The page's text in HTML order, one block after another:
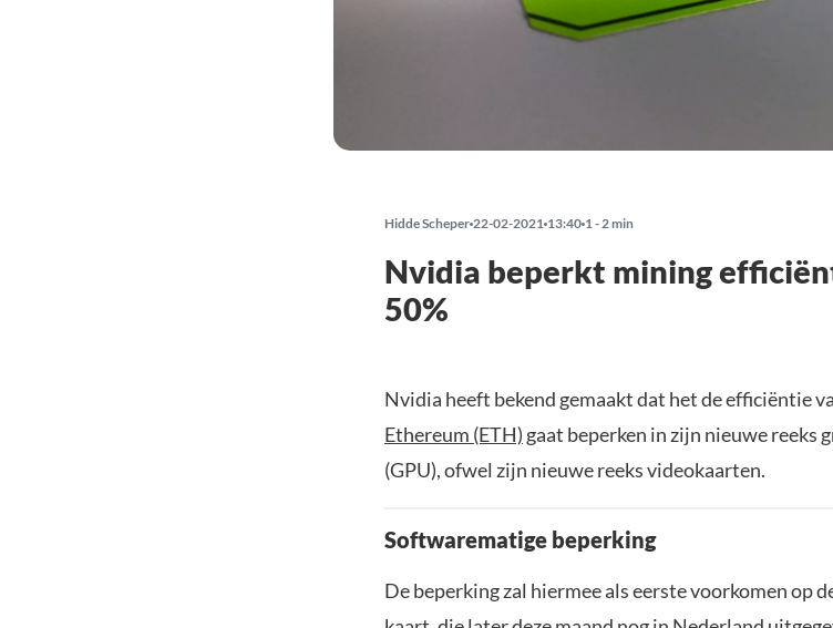
Hidde Scheper 22-02-2021 13:40 1 - 2 min
Nvidia beperkt mining
50%
Nvidia heeft bekend gemaakt dat het de efficiëntie
Ethereum (ETH) gaat beperken in zijn nieuwe reeks
(GPU), ofwel zijn nieuwe reeks videokaarten.
Softwarematige beperking
De beperking zal hiermee als eerste voorkomen op